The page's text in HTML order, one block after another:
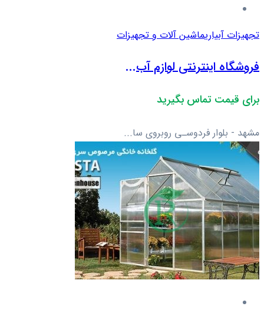
تجهیزات آبیاریماشین آلات و تجهیزات
فروشگاه اینترنتی لوازم آب...
برای قیمت تماس بگیرید
مشهد - بلوار فردوسـی روبروی سا...